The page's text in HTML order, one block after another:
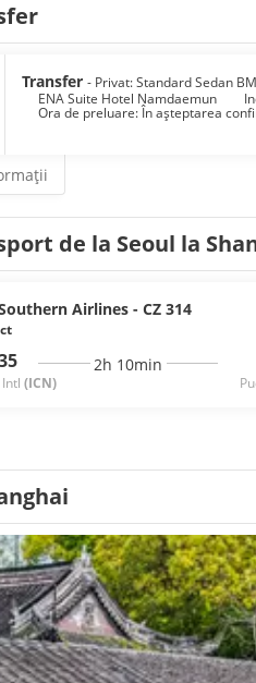
Transfer - Privat: Standard Sedan
ENA Suite Hotel Namdaemun
Ora de preluare: În așteptarea
de la Seoul la
Airlines - CZ 314
(ICN)
2h 10min